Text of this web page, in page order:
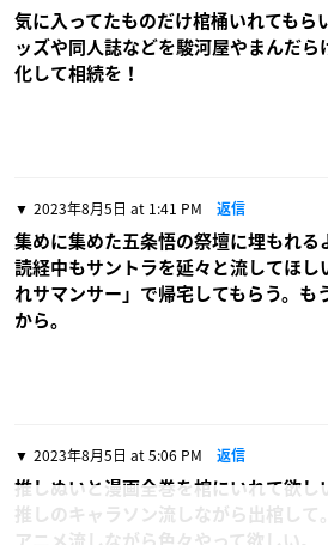
気に入ってたものだけ棺桶いれてもら
ッズや同人誌などを駿河屋やまんだら
化して相続を！
2023年8月5日 at 1:41 PM 返信
集めに集めた五条悟の祭壇に埋もれる
読経中もサントラを延々と流してほし
れサマンサー」で帰宅してもらう。も
から。
2023年8月5日 at 5:06 PM 返信
推しぬいと漫画全巻を棺にいれて欲し
推しのキャラソン流しながら出棺して。
アニメ流しながら色々やって欲しい。